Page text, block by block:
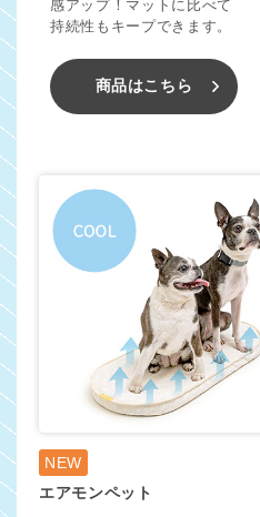
感アップ！マットに比べて
持続性もキープできます。
商品はこちら
NEW
エアモンペット